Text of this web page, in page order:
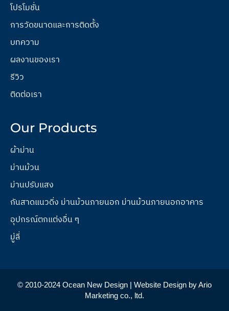
โปรโมชั่น
การวัดขนาดและการติดตั้ง
บทความ
ผลงานของเรา
รีวิว
ติดต่อเรา
Our Products
ผ้าม่าน
ม่านม้วน
ม่านปรับแสง
กันสาดแนวดิ่ง ม่านม้วนภายนอก ม่านม้วนภายนอกอาคาร
อุปกรณ์ตกแต่งอื่น ๆ
มู่ลี่
© 2010-2024 Ocean New Design | Website Design by Ario
Marketing co., ltd.